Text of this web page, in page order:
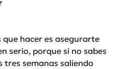
hacer es asegurarte
serio, porque si no sabes
tres semanas saliendo